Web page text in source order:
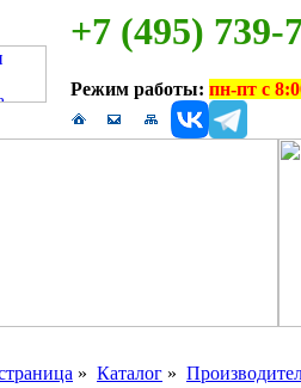
+7 (495) 739-
Режим работы: пн-пт с
» Каталог »